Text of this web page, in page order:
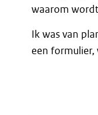
waarom
Ik was van
een formulier,